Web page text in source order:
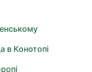
в Конотопі